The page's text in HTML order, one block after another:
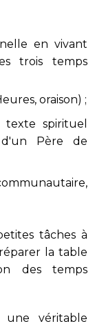
en vivant
trois temps
oraison) ;
spirituel
Père de
tâches à
la table
des temps
une véritable